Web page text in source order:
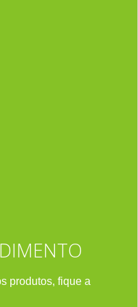
produtos, fique a